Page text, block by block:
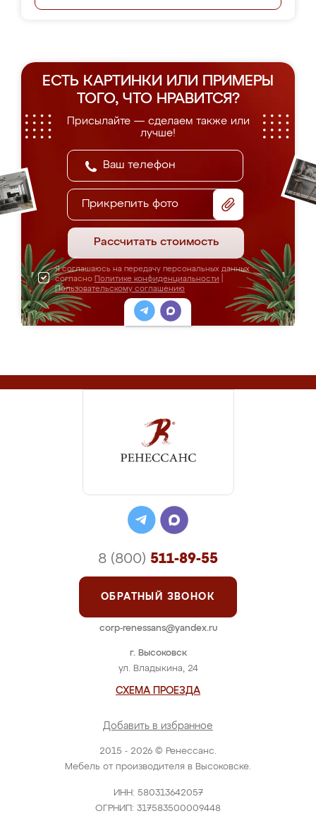
ЕСТЬ КАРТИНКИ ИЛИ ПРИМЕРЫ
ТОГО, ЧТО НРАВИТСЯ?
Присылайте — сделаем также или
лучше!
Прикрепить фото
Рассчитать стоимость
Я соглашаюсь на передачу персональных данных
согласно Политике конфиденциальности
Пользовательскому соглашению
2015 - 2026 © Ренессанс.
Мебель от производителя в Высоковске.
ИНН: 580313642057
ОГРНИП: 317583500009448
г. Высоковск
ул. Владыкина, 24
СХЕМА ПРОЕЗДА
Добавить в избранное
8 (800) 511-89-55
ОБРАТНЫЙ ЗВОНОК
corp-renessans@yandex.ru